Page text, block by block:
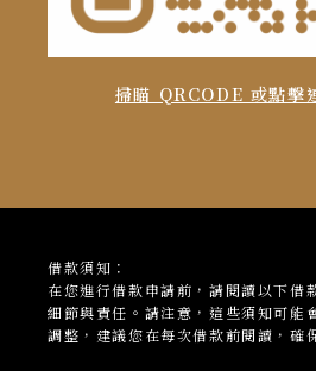
掃瞄 QRCODE 或點擊
借款須知：
在您進行借款申請前，請閱讀以下借
細節與責任。請注意，這些須知可能
調整，建議您在每次借款前閱讀，確